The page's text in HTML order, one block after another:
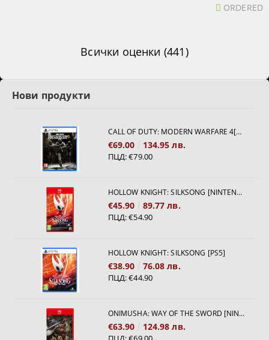
ORDERED
Всички оценки (441)
Нови продукти
CALL OF DUTY: MODERN WARFARE 4[PS5]
€69.00 134.95 лв.
ПЦД:€79.00
HOLLOW KNIGHT: SILKSONG [NINTENDO SWITCH 2]
€45.90 89.77 лв.
ПЦД:€54.90
HOLLOW KNIGHT: SILKSONG [PS5]
€38.90 76.08 лв.
ПЦД:€44.90
ONIMUSHA: WAY OF THE SWORD [NINTENDO SWITCH 2]
€63.90 124.98 лв.